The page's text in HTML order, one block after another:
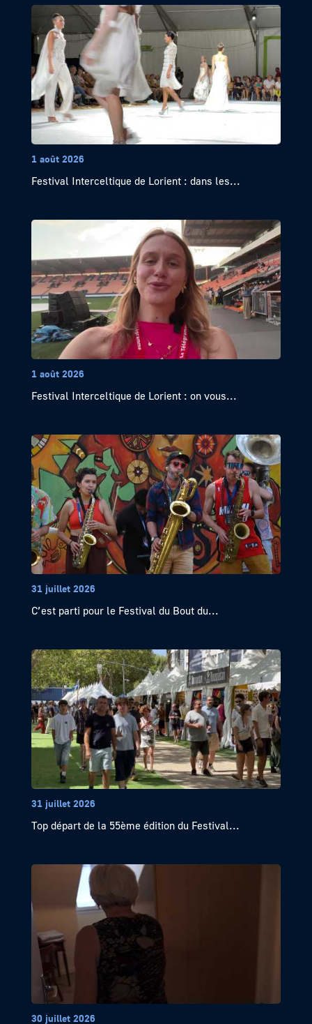
1 août 2026
Festival Interceltique de Lorient : dans les...
1 août 2026
Festival Interceltique de Lorient : on vous...
31 juillet 2026
C’est parti pour le Festival du Bout du...
31 juillet 2026
Top départ de la 55ème édition du Festival...
30 juillet 2026